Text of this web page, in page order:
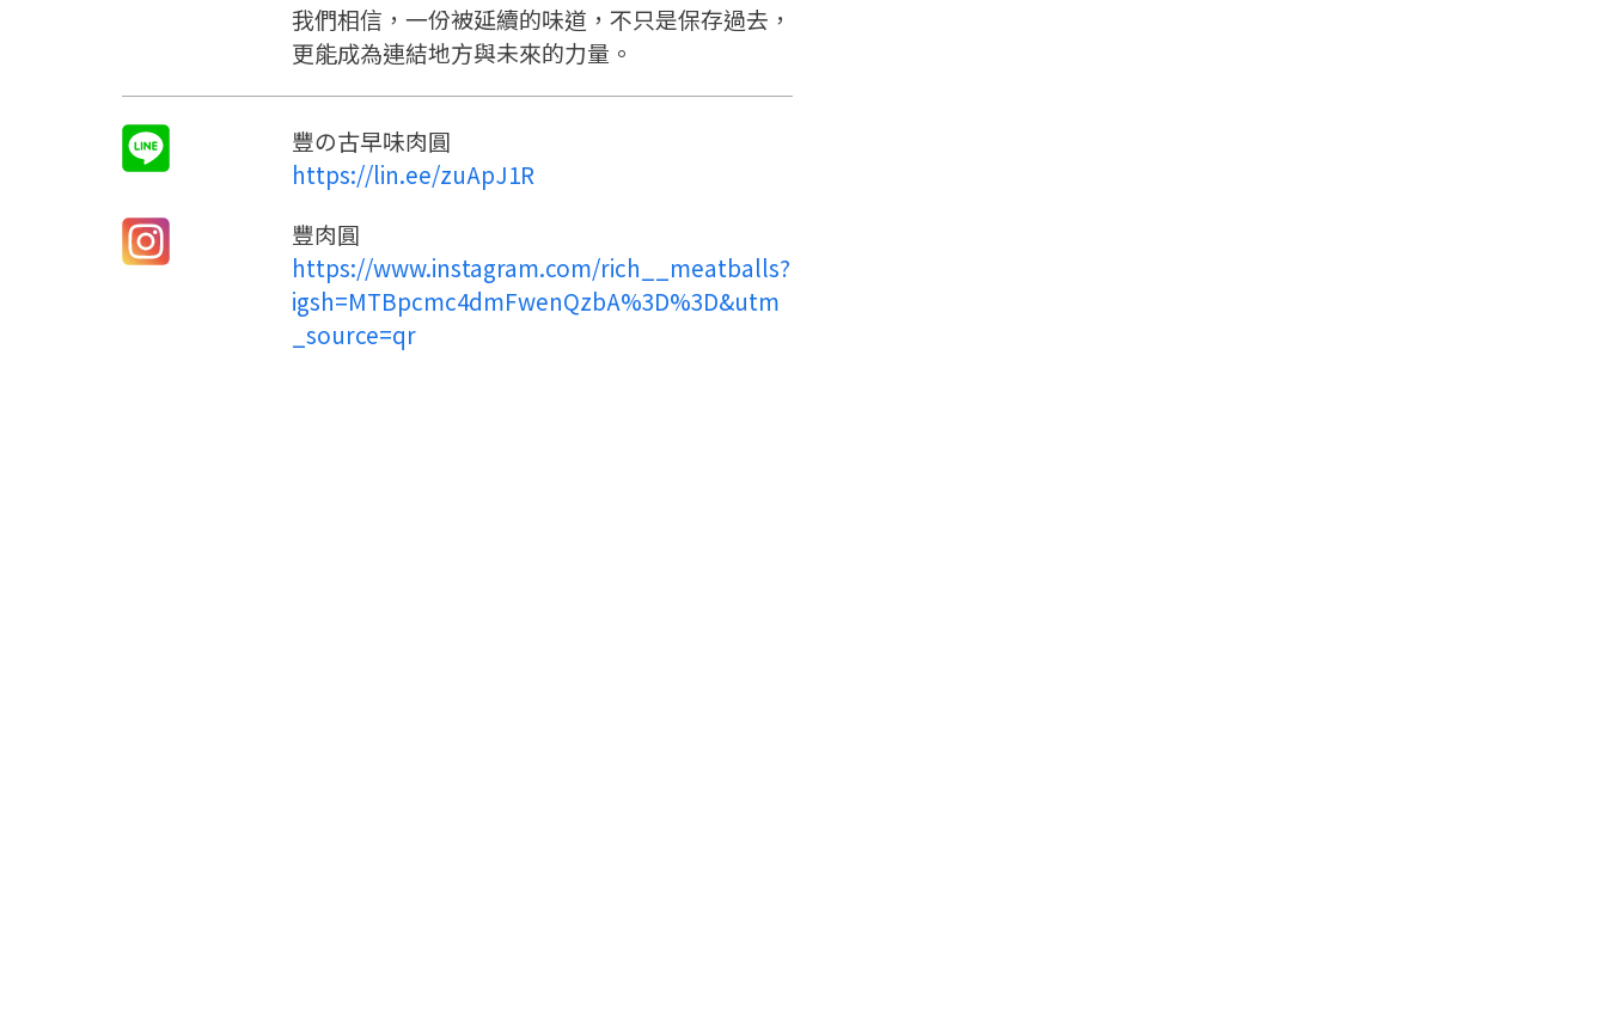
我們相信，一份被延續的味道，不只是保存過去，
更能成為連結地方與未來的力量。
豐の古早味肉圓
https://lin.ee/zuApJ1R
豐肉圓
https://www.instagram.com/rich__meatballs?
igsh=MTBpcmc4dmFwenQzbA%3D%3D&utm
_source=qr